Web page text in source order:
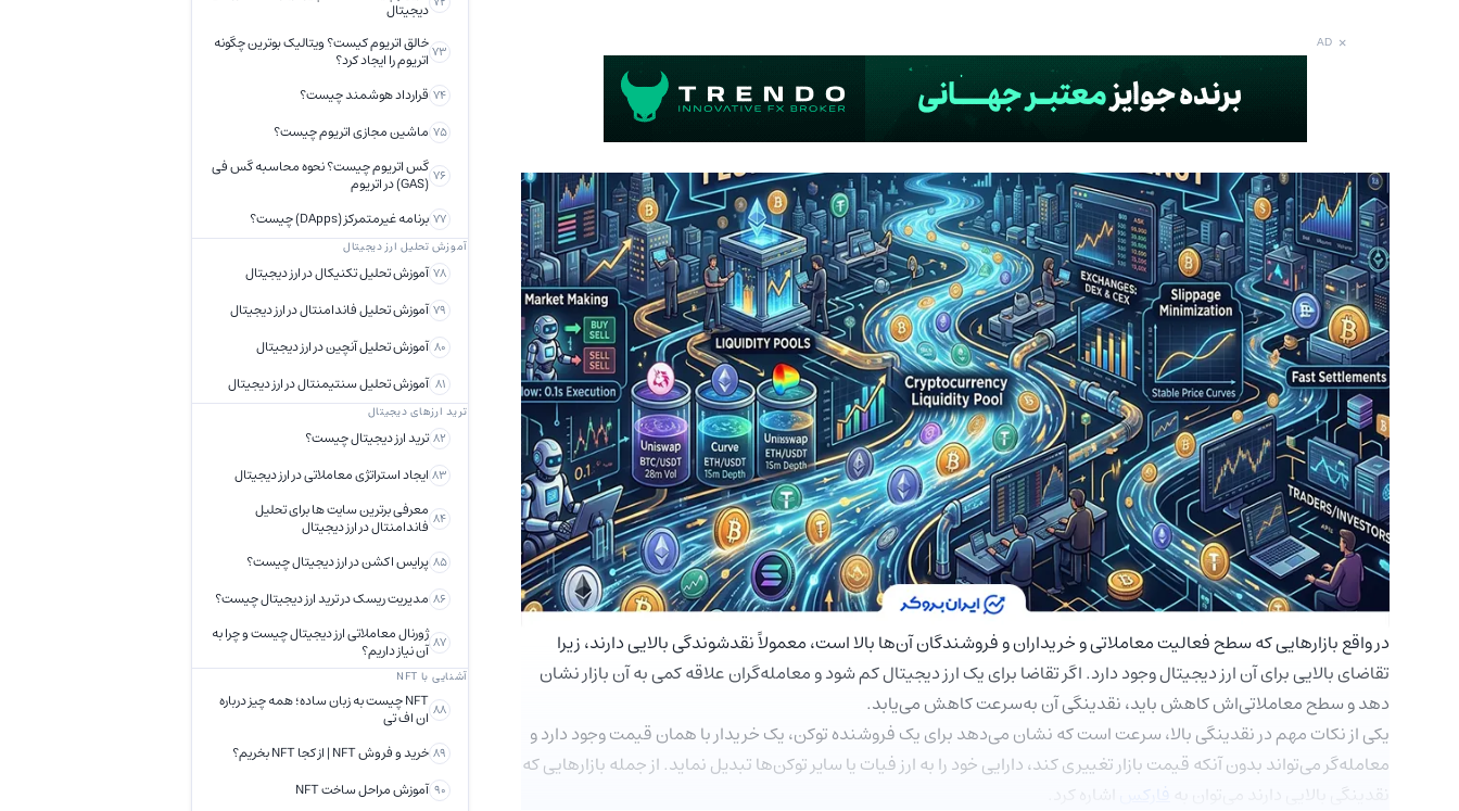
AD ×
در واقع بازارهایی که سطح فعالیت معاملاتی و خریداران و فروشندگان آن‌ها بالا است، معمولاً نقدشوندگی بالایی دارند، زیرا
تقاضای بالایی برای آن ارز دیجیتال وجود دارد. اگر تقاضا برای یک ارز دیجیتال کم شود و معامله‌گران علاقه کمی به آن بازار نشان
دهد و سطح معاملاتی‌اش کاهش باید، نقدینگی آن به‌سرعت کاهش می‌یابد.
یکی از نکات مهم در نقدینگی بالا، سرعت است که نشان می‌دهد برای یک فروشنده توکن، یک خریدار با همان قیمت وجود دارد و
معامله‌گر می‌تواند بدون آنکه قیمت بازار تغییری کند، دارایی خود را به ارز فیات یا سایر توکن‌ها تبدیل نماید. از جمله بازارهایی که
نقدینگی بالایی دارند می‌توان به
فارکس اشاره کرد.
دیجیتال
73خالق اتریوم کیست؟ ویتالیک بوترین چگونه
اتریوم را ایجاد کرد؟
74 قرارداد هوشمند چیست؟
75 ماشین مجازی اتریوم چیست؟
76 گس اتریوم چیست؟ نحوه محاسبه گس فی
(GAS) در اتریوم
77 برنامه غیرمتمرکز (DApps) چیست؟
آموزش تحلیل ارز دیجیتال
78 آموزش تحلیل تکنیکال در ارز دیجیتال
79 آموزش تحلیل فاندامنتال در ارز دیجیتال
80 آموزش تحلیل آنچین در ارز دیجیتال
81 آموزش تحلیل سنتیمنتال در ارز دیجیتال
ترید ارزهای دیجیتال
82 ترید ارز دیجیتال چیست؟
83 ایجاد استراتژی معاملاتی در ارز دیجیتال
84 معرفی برترین سایت ها برای تحلیل
فاندامنتال در ارز دیجیتال
85 پرایس اکشن در ارز دیجیتال چیست؟
86 مدیریت ریسک در ترید ارز دیجیتال چیست؟
87 ژورنال معاملاتی ارز دیجیتال چیست و چرا به
آن نیاز داریم؟
آشنایی با NFT
88
NFT چیست به زبان ساده؛ همه چیز درباره
ان اف تی
89 خرید و فروش NFT | از کجا NFT بخریم؟
90 آموزش مراحل ساخت NFT